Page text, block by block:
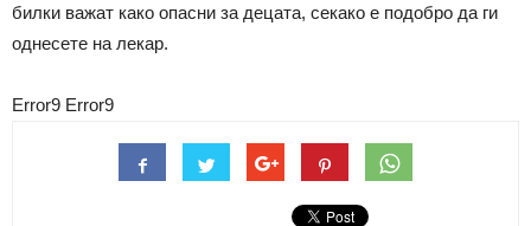
билки важат како опасни за децата, секако е подобро да ги
однесете на лекар.
Error9 Error9